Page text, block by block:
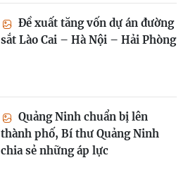
Đề xuất tăng vốn dự án đường
sắt Lào Cai – Hà Nội – Hải Phòng
Quảng Ninh chuẩn bị lên
thành phố, Bí thư Quảng Ninh
chia sẻ những áp lực